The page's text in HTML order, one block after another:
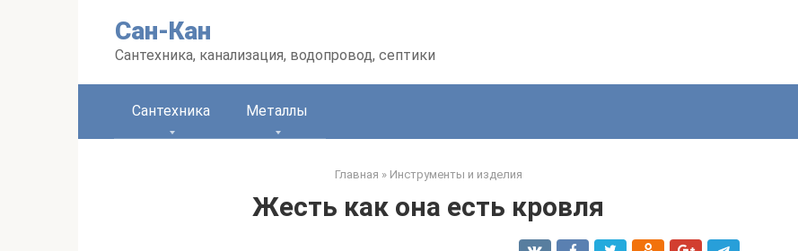
Сан-Кан
Сантехника, канализация, водопровод, септики
Сантехника Металлы
Главная » Инструменты и изделия
Жесть как она есть кровля